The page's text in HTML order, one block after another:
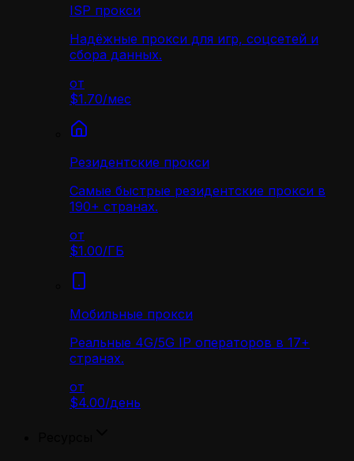
ISP прокси
Надёжные прокси для игр, соцсетей и
сбора данных.
от
$1.70/мес
Резидентские прокси
Самые быстрые резидентские прокси в
190+ странах.
от
$1.00/ГБ
Мобильные прокси
Реальные 4G/5G IP операторов в 17+
странах.
от
$4.00/день